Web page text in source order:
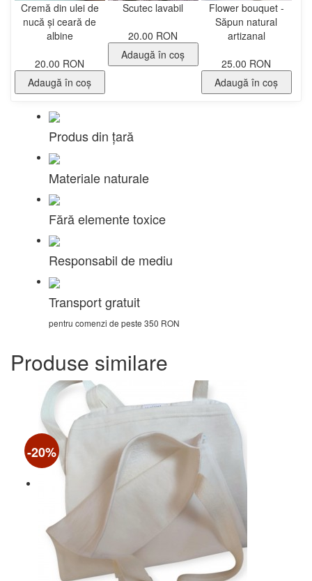
Cremă din ulei de
nucă și ceară de
albine
20.00 RON
Adaugă în coş
Scutec lavabil
20.00 RON
Adaugă în coş
Flower bouquet -
Săpun natural
artizanal
25.00 RON
Adaugă în coş
Produs din țară
Materiale naturale
Fără elemente toxice
Responsabil de mediu
Transport gratuit
pentru comenzi de peste 350 RON
Produse similare
-20%